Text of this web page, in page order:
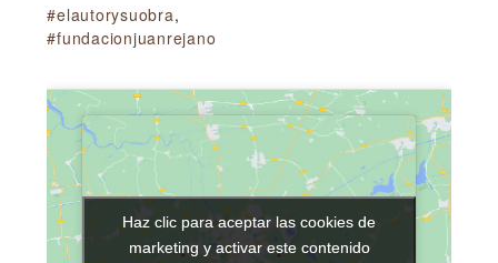
#elautorysuobra,
#fundacionjuanrejano
Haz clic para aceptar las cookies de
marketing y activar este contenido
Haz clic para aceptar las cookies de
marketing y activar este contenido